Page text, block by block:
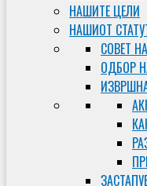
НАШИТЕ ЦЕЛИ
НАШИОТ
СОВЕТ
ОДБОР